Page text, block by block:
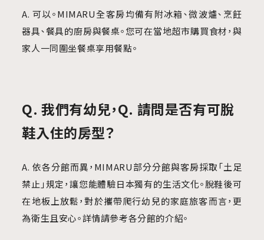
A. 可以。MIMARU全客房均備有附冰箱、微波爐、烹飪
器具、餐具的廚房與餐桌。您可在當地超市購買食材，與
家人一同圍坐餐桌享用餐點。
Q. 我們有幼兒，Q. 請問是否有可脫
鞋入住的房型？
A. 依各分館而異，MIMARU部分分館與客房採取「土足
禁止」規定，讓您能體驗日本獨有的生活文化。脫鞋後可
在地板上放鬆，對於攜帶爬行幼兒的家庭旅客而言，更
為衛生且安心。詳情請參考各分館的介紹。